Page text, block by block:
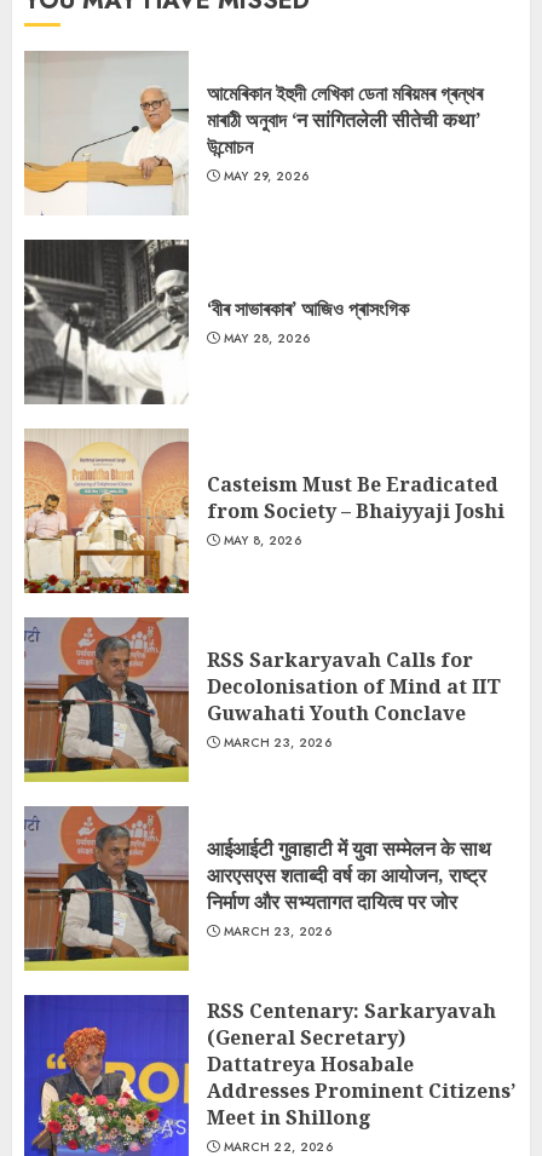
আমেৰিকান ইহুদী লেখিকা ডেনা মৰিয়মৰ গ্ৰন্থৰ
মাৰাঠী অনুবাদ ‘न सांगितलेली सीतेची कथा’
উন্মোচন
MAY 29, 2026
‘বীৰ সাভাৰকাৰ’ আজিও প্ৰাসংগিক
MAY 28, 2026
Casteism Must Be Eradicated
from Society – Bhaiyyaji Joshi
MAY 8, 2026
RSS Sarkaryavah Calls for
Decolonisation of Mind at IIT
Guwahati Youth Conclave
MARCH 23, 2026
आईआईटी गुवाहाटी में युवा सम्मेलन के साथ
आरएसएस शताब्दी वर्ष का आयोजन, राष्ट्र
निर्माण और सभ्यतागत दायित्व पर जोर
MARCH 23, 2026
RSS Centenary: Sarkaryavah
(General Secretary)
Dattatreya Hosabale
Addresses Prominent Citizens’
Meet in Shillong
MARCH 22, 2026